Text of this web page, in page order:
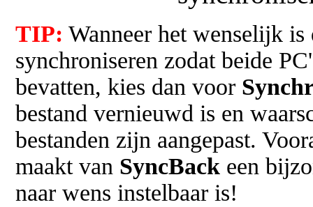
TIP: Wanneer het wenselijk is
synchroniseren zodat beide
bevatten, kies dan voor
bestand vernieuwd is en
bestanden zijn aangepast.
maakt van SyncBack een
naar wens instelbaar is!